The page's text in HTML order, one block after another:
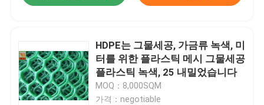
연락주세요
인용문을 요구하세요
HDPE는 그물세공, 가금류 녹색, 미
터를 위한 플라스틱 메시 그물세공
플라스틱 녹색, 25 내밀었습니다
MOQ：8,000SQM
가격：negotiable